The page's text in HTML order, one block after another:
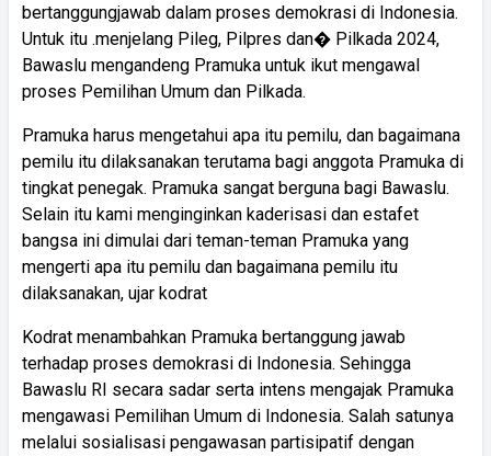
bertanggungjawab dalam proses demokrasi di Indonesia.
Untuk itu .menjelang Pileg, Pilpres dan� Pilkada 2024,
Bawaslu mengandeng Pramuka untuk ikut mengawal
proses Pemilihan Umum dan Pilkada.
Pramuka harus mengetahui apa itu pemilu, dan bagaimana
pemilu itu dilaksanakan terutama bagi anggota Pramuka di
tingkat penegak. Pramuka sangat berguna bagi Bawaslu.
Selain itu kami menginginkan kaderisasi dan estafet
bangsa ini dimulai dari teman-teman Pramuka yang
mengerti apa itu pemilu dan bagaimana pemilu itu
dilaksanakan, ujar kodrat
Kodrat menambahkan Pramuka bertanggung jawab
terhadap proses demokrasi di Indonesia. Sehingga
Bawaslu RI secara sadar serta intens mengajak Pramuka
mengawasi Pemilihan Umum di Indonesia. Salah satunya
melalui sosialisasi pengawasan partisipatif dengan